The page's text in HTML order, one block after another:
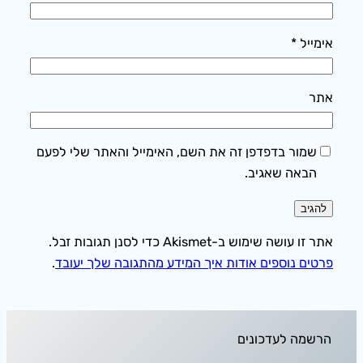
אימייל *
אתר
שמור בדפדפן זה את השם, האימייל והאתר שלי לפעם
הבאה שאגיב.
אתר זו עושה שימוש ב-Akismet כדי לסנן תגובות זבל.
פרטים נוספים אודות איך המידע מהתגובה שלך יעובד.
הרשמה לעדכונים